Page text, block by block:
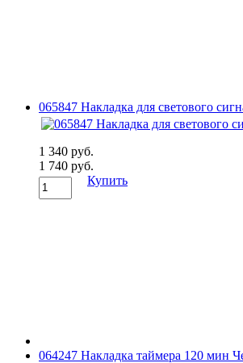
065847 Накладка для светового
1 340 руб.
1 740 руб.
Купить
064247 Накладка таймера 120 мин